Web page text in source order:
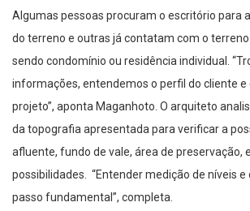
Algumas pessoas procuram o escritório para
do terreno e outras já contatam com o
sendo condomínio ou residência individual.
informações, entendemos o perfil do cliente e
projeto”, aponta Maganhoto. O arquiteto
da topografia apresentada para verificar a
afluente, fundo de vale, área de preservação,
possibilidades. “Entender medição de níveis e
passo fundamental”, completa.